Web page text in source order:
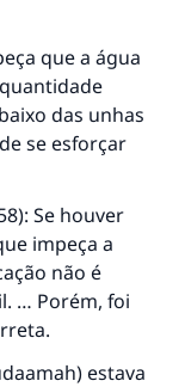
que a água
das unhas
se esforçar
Se houver
impeça a
não é
… Porém, foi
estava